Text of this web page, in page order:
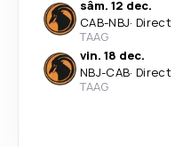
sâm. 12 dec.
CAB-NBJ· Direct
TAAG
vin. 18 dec.
NBJ-CAB· Direct
TAAG